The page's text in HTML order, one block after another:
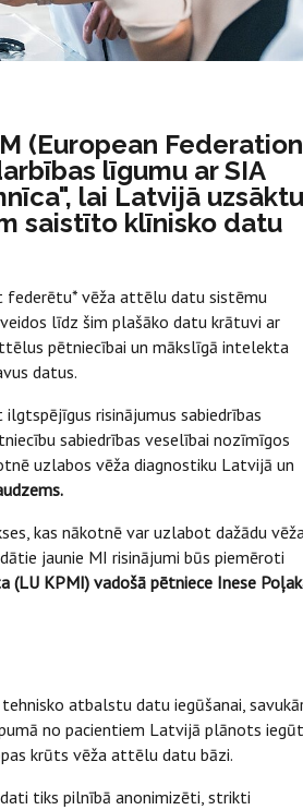
(European Federation
līgumu ar SIA
lai Latvijā uzsāktu
saistīto klīnisko datu
federētu* vēža attēlu datu sistēmu
līdz šim plašāko datu krātuvi ar
pētniecībai un mākslīgā intelekta
datus.
risinājumus sabiedrības
sabiedrības veselībai nozīmīgos
uzlabos vēža diagnostiku Latvijā un
kas nākotnē var uzlabot dažādu
jaunie MI risinājumi būs piemēroti
KPMI) vadošā pētniece Inese
atbalstu datu iegūšanai,
no pacientiem Latvijā plānots iegūt
krūts vēža attēlu datu bāzi.
tiks pilnībā anonimizēti, strikti